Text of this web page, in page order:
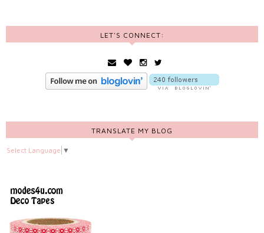
LET'S CONNECT:
TRANSLATE MY BLOG
Select Language ▼